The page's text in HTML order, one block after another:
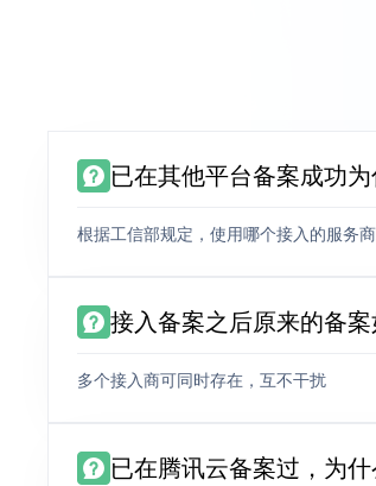
已在其他平台备案成功
根据工信部规定，使用哪个接入的服务
接入备案之后原来的备案
多个接入商可同时存在，互不干扰
已在腾讯云备案过，为什